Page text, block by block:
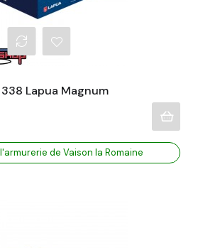
Lapua Magnum
de Vaison la Romaine